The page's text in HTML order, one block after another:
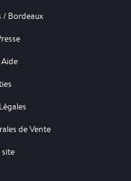
/ Bordeaux
de Vente
site